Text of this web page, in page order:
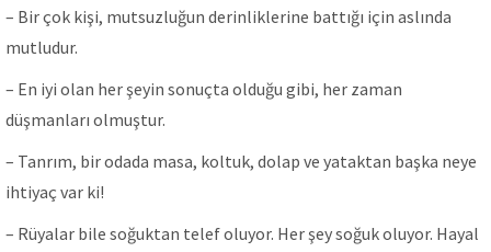
– Bir çok kişi, mutsuzluğun derinliklerine battığı için aslında
mutludur.
– En iyi olan her şeyin sonuçta olduğu gibi, her zaman
düşmanları olmuştur.
– Tanrım, bir odada masa, koltuk, dolap ve yataktan başka neye
ihtiyaç var ki!
– Rüyalar bile soğuktan telef oluyor. Her şey soğuk oluyor. Hayal